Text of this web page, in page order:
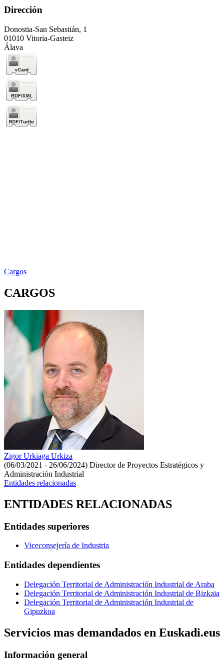
Dirección
Donostia-San Sebastián, 1
01010 Vitoria-Gasteiz
Álava
Cargos
CARGOS
Zigor Urkiaga Urkiza
(06/03/2021 - 26/06/2024) Director de Proyectos Estratégicos y
Administración Industrial
Entidades relacionadas
ENTIDADES RELACIONADAS
Entidades superiores
Viceconsejería de Industria
Entidades dependientes
Delegación Territorial de Administración Industrial de Araba
Delegación Territorial de Administración Industrial de Bizkaia
Delegación Territorial de Administración Industrial de
Gipuzkoa
Servicios mas demandados en Euskadi.eus
Información general